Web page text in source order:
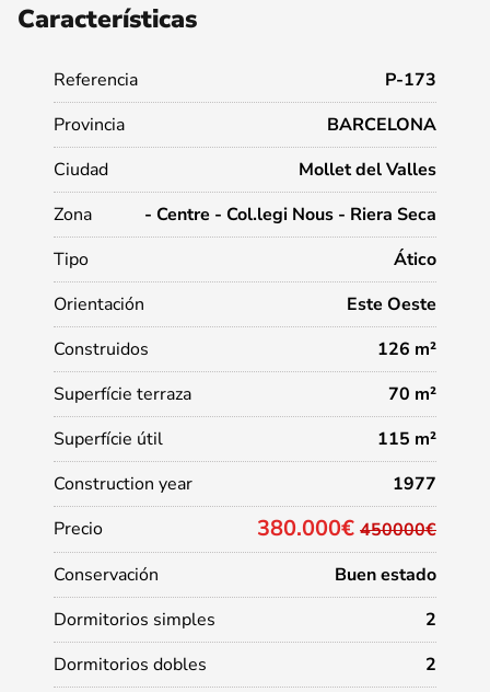
Características
Referencia
P-173
Provincia
BARCELONA
Ciudad
Mollet del Valles
Zona
- Centre - Col.legi Nous - Riera Seca
Tipo
Ático
Orientación
Este Oeste
Construidos
126 m²
Superfície terraza
70 m²
Superfície útil
115 m²
Construction year
1977
Precio
380.000€ 450000€
Conservación
Buen estado
Dormitorios simples
2
Dormitorios dobles
2